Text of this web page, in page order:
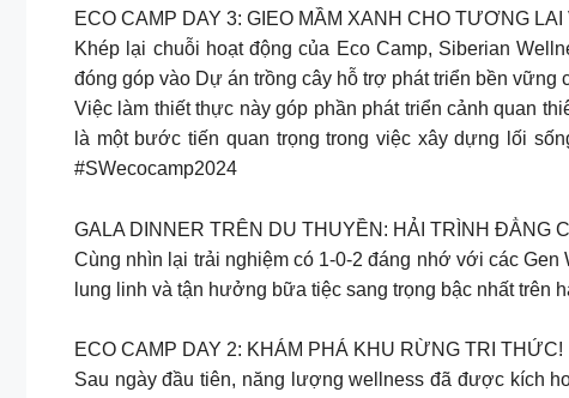
ECO CAMP DAY 3: GIEO MẦM XANH CHO TƯƠNG LAI
Khép lại chuỗi hoạt động của Eco Camp, Siberian
đóng góp vào Dự án trồng cây hỗ trợ phát triển bền vững
Việc làm thiết thực này góp phần phát triển cảnh quan
là một bước tiến quan trọng trong việc xây dựng lối
#SWecocamp2024
GALA DINNER TRÊN DU THUYỀN: HẢI TRÌNH ĐẲNG
Cùng nhìn lại trải nghiệm có 1-0-2 đáng nhớ với các
lung linh và tận hưởng bữa tiệc sang trọng bậc nhất trên
ECO CAMP DAY 2: KHÁM PHÁ KHU RỪNG TRI THỨC!
Sau ngày đầu tiên, năng lượng wellness đã được kích